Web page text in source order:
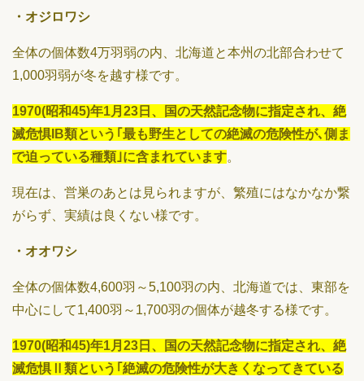
・オジロワシ
全体の個体数4万羽弱の内、北海道と本州の北部合わせて
1,000羽弱が冬を越す様です。
1970(昭和45)年1月23日、国の天然記念物に指定され、絶
滅危惧IB類という｢最も野生としての絶滅の危険性が､側ま
で迫っている種類｣に含まれています。
現在は、営巣のあとは見られますが、繁殖にはなかなか繋
がらず、実績は良くない様です。
・オオワシ
全体の個体数4,600羽～5,100羽の内、北海道では、東部を
中心にして1,400羽～1,700羽の個体が越冬する様です。
1970(昭和45)年1月23日、国の天然記念物に指定され、絶
滅危惧Ⅱ類という｢絶滅の危険性が大きくなってきている